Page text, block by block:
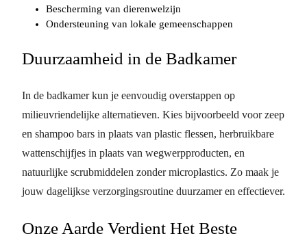
Bescherming van dierenwelzijn
Ondersteuning van lokale gemeenschappen
Duurzaamheid in de Badkamer
In de badkamer kun je eenvoudig overstappen op
milieuvriendelijke alternatieven. Kies bijvoorbeeld voor zeep
en shampoo bars in plaats van plastic flessen, herbruikbare
wattenschijfjes in plaats van wegwerpproducten, en
natuurlijke scrubmiddelen zonder microplastics. Zo maak je
jouw dagelijkse verzorgingsroutine duurzamer en effectiever.
Onze Aarde Verdient Het Beste